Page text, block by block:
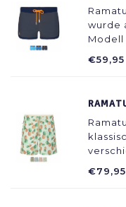
wurde
Modell
€59,95
€79,95